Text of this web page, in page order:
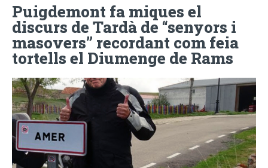
Puigdemont fa miques el
discurs de Tardà de “senyors i
masovers” recordant com feia
tortells el Diumenge de Rams